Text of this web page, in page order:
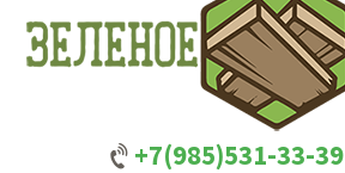
+7(985)531-33-39